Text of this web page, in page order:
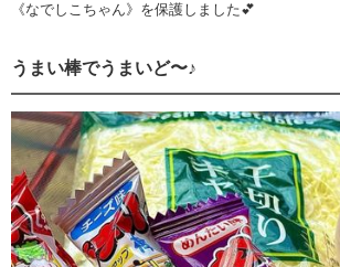
《なでしこちゃん》を保護しました💕
うまい棒でうまいど〜♪